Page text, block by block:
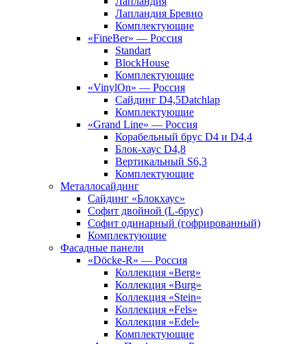
Лапландия Бревно
Комплектующие
«FineBer» — Россия
Standart
BlockHouse
Комплектующие
«VinylOn» — Россия
Сайдинг D4,5Datchlap
Комплектующие
«Grand Line» — Россия
Корабельный брус D4 и D4,4
Блок-хаус D4,8
Вертикальный S6,3
Комплектующие
Металлосайдинг
Сайдинг «Блокхаус»
Софит двойной (L-брус)
Софит одинарный (гофрированный)
Комплектующие
Фасадные панели
«Döcke-R» — Россия
Коллекция «Berg»
Коллекция «Burg»
Коллекция «Stein»
Коллекция «Fels»
Коллекция «Edel»
Комплектующие